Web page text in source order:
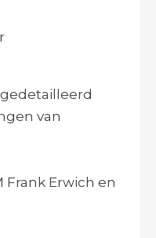
gedetailleerd
van
Frank Erwich en